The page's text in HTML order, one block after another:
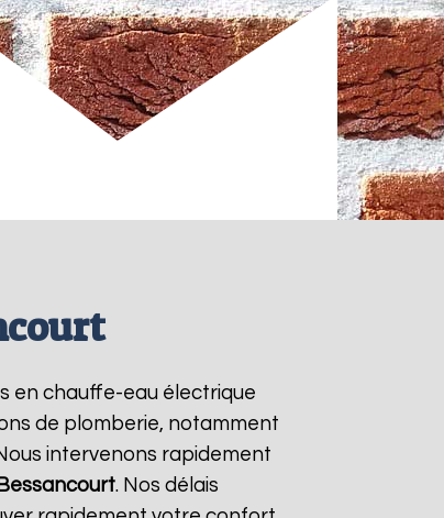
en chauffe-eau électrique
de plomberie, notamment
intervenons rapidement
Bessancourt. Nos délais